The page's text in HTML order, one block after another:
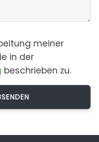
meiner
in der
beschrieben zu.